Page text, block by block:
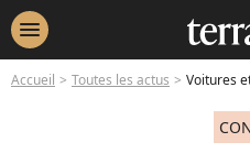
menu
Accueil Toutes les actus Voitures et